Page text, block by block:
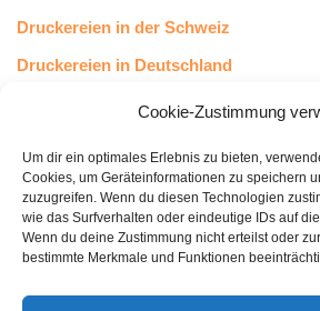
Cookie-Zustimmung
Um dir ein optimales Erlebnis zu bieten,
Cookies, um Geräteinformationen zu speichern
zuzugreifen. Wenn du diesen Technologien
wie das Surfverhalten oder eindeutige IDs auf
Wenn du deine Zustimmung nicht erteilst oder
bestimmte Merkmale und Funktionen
Druckereien in der Schweiz
Druckereien in Deutschland
Druckereien in Österreich
Kundenstimmen